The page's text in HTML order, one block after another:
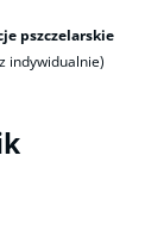
pszczelarskie
indywidualnie)